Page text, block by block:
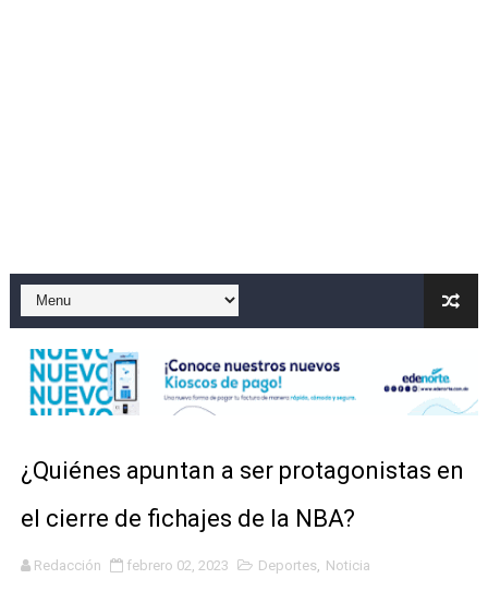
Operativo en Barahona: desmantelan fábrica de
Autoridades indagan muerte de mujer en La Zurza,
Accidente en Verón deja un motorista fallecido y otra
Discusión familiar termina en muerte de un joven en
Coraasan construye parque solar de un megavatio
¿Quiénes apuntan a ser protagonistas en
el cierre de fichajes de la NBA?
Redacción febrero 02, 2023 Deportes, Noticia